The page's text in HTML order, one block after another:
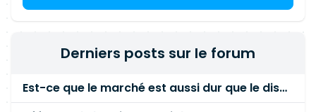
Derniers posts sur le forum
Est-ce que le marché est aussi dur que le disent les commerciaux ?